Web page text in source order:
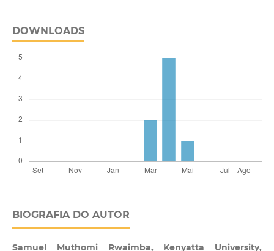
DOWNLOADS
BIOGRAFIA DO AUTOR
Samuel Muthomi Rwaimba, Kenyatta University,